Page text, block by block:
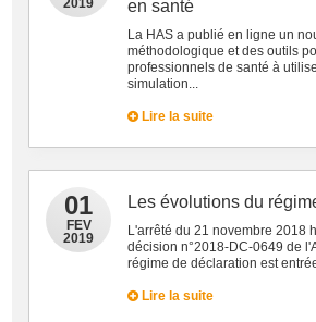
2019
en santé
La HAS a publié en ligne un
méthodologique et des outils
professionnels de santé à
simulation...
Lire la suite
01
FEV
2019
Les évolutions du
L'arrêté du 21 novembre 2018
décision n°2018-DC-0649 de
régime de déclaration est
Lire la suite